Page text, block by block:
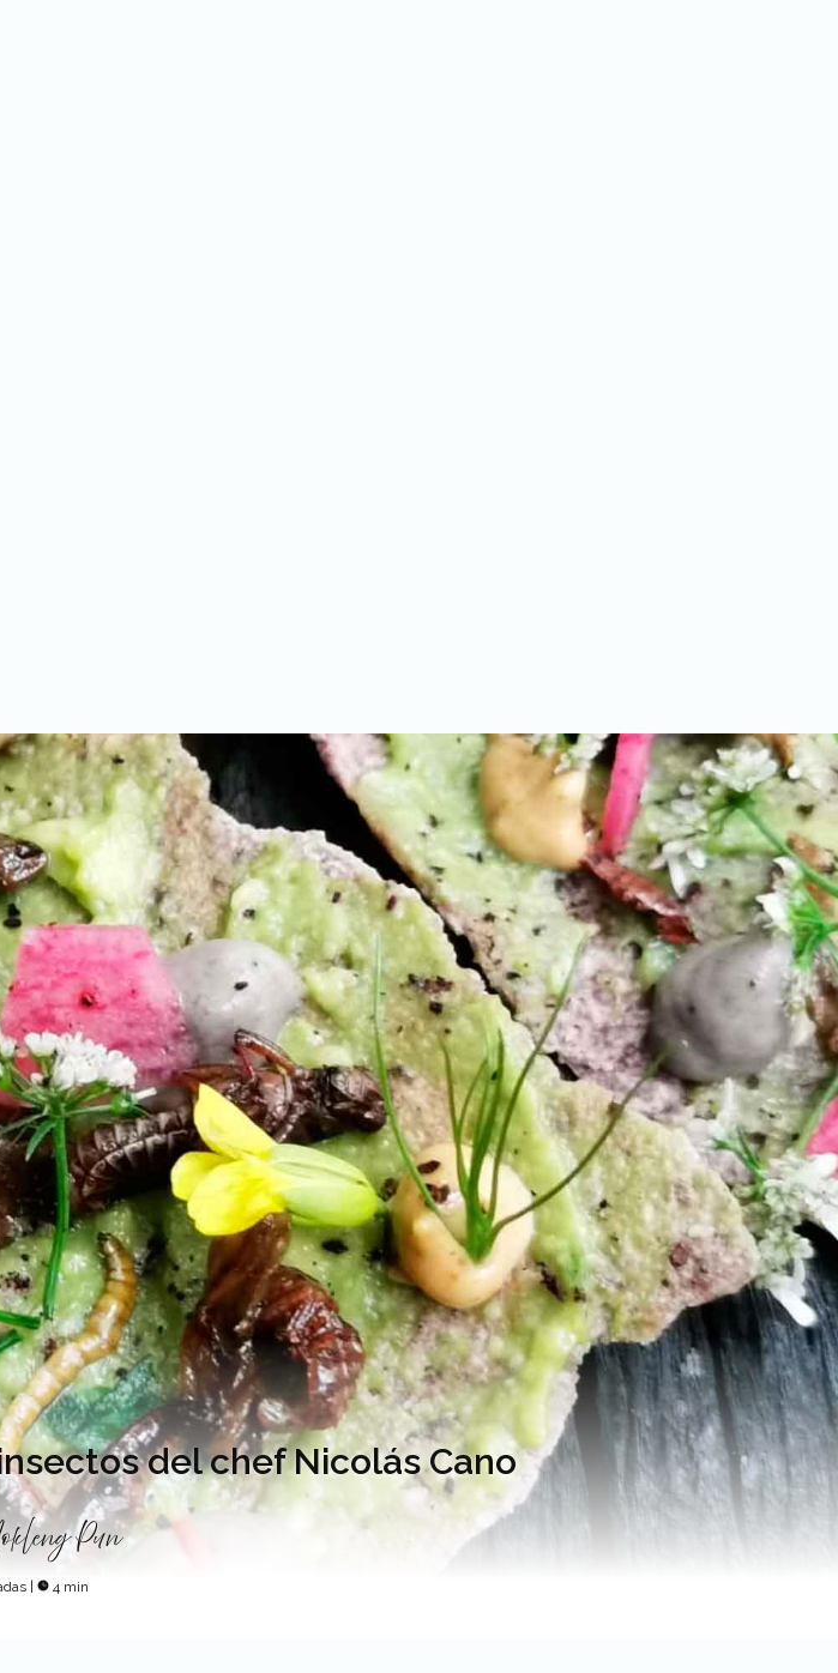
del chef Nicolás Cano
Pun
4 min